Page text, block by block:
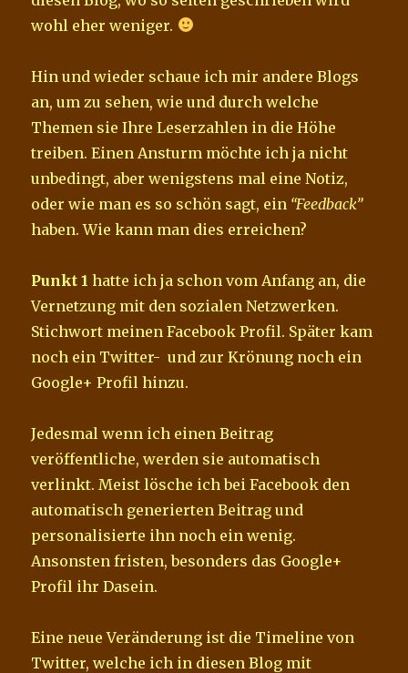
wohl eher weniger.
Hin und wieder schaue ich mir andere Blogs
an, um zu sehen, wie und durch welche
Themen sie Ihre Leserzahlen in die Höhe
treiben. Einen Ansturm möchte ich ja nicht
unbedingt, aber wenigstens mal eine Notiz,
oder wie man es so schön sagt, ein “Feedback”
haben. Wie kann man dies erreichen?
Punkt 1 hatte ich ja schon vom Anfang an, die
Vernetzung mit den sozialen Netzwerken.
Stichwort meinen Facebook Profil. Später kam
noch ein Twitter- und zur Krönung noch ein
Google+ Profil hinzu.
Jedesmal wenn ich einen Beitrag
veröffentliche, werden sie automatisch
verlinkt. Meist lösche ich bei Facebook den
automatisch generierten Beitrag und
personalisierte ihn noch ein wenig.
Ansonsten fristen, besonders das Google+
Profil ihr Dasein.
Eine neue Veränderung ist die Timeline von
Twitter, welche ich in diesen Blog mit